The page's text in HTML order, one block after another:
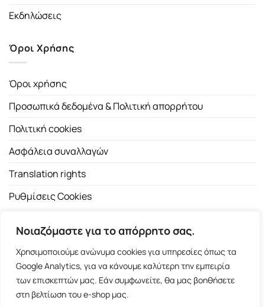
Νοιαζόμαστε για το απόρρητο σας.
Χρησιμοποιούμε ανώνυμα cookies για υπηρεσίες όπως τα
Google Analytics, για να κάνουμε καλύτερη την εμπειρία
των επισκεπτών μας. Εάν συμφωνείτε, θα μας βοηθήσετε
στη βελτίωση του e-shop μας.
Εκδηλώσεις
Όροι Χρήσης
Όροι χρήσης
Προσωπικά δεδομένα & Πολιτική απορρήτου
Πολιτική cookies
Ασφάλεια συναλλαγών
Translation rights
Ρυθμίσεις Cookies
Copyright 2026 ©Εκδοτικός Οίκος Α.Α. Λιβάνη| All rights
reserved.